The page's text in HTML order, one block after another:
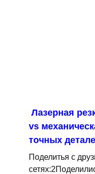
Лазерная
vs
точных
Поделитья с